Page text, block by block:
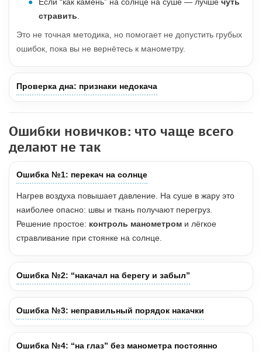
стравить
Это не точная методика, но помогает не допустить грубых
ошибок, пока вы не вернётесь к манометру.
Проверка дна: признаки недокача
Ошибки новичков: что чаще всего
делают не так
Ошибка №1: перекач на солнце
Нагрев воздуха повышает давление. На суше в жару это
наиболее опасно: швы и ткань получают перегруз.
Решение простое: контроль манометром и лёгкое
стравливание при стоянке на солнце.
Ошибка №2: “накачал на берегу и забыл”
Ошибка №3: неправильный порядок накачки
Ошибка №4: “на глаз” без манометра постоянно